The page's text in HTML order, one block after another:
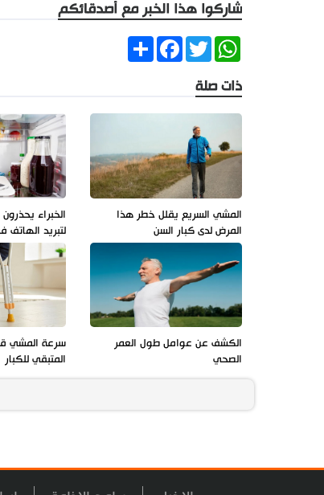
شاركوا هذا الخبر مع أصدقائكم
ShareFacebookTwitter
WhatsApp
ذات صلة
المشي السريع يقلل خطر هذا
المرض لدى كبار السن
الخبراء
لتبريد الهاتف
الكشف عن عوامل طول العمر
الصحي
سرعة المشي
المتبقي للكبار